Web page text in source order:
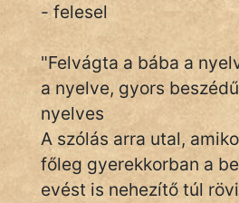
IRODALOM
SZÓLÁS
És
KÖZMONDÁS
PSZICHO
- felesel
"Felvágta a bába a
a nyelve, gyors
nyelves
A szólás arra utal,
főleg gyerekkorban a
evést is nehezítő túl